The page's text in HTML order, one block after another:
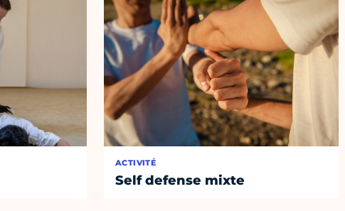
ACTIVITÉ
Self defense mixte